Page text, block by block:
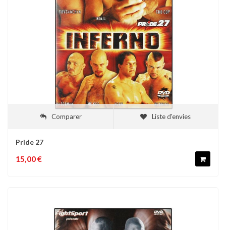
Comparer Liste d'envies
Pride 27
15,00 €